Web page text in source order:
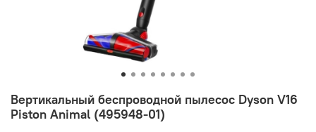
Вертикальный беспроводной пылесос Dyson V16
Piston Animal (495948-01)